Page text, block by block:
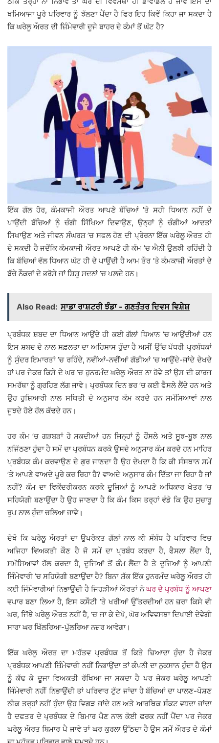
ਖਮਿਆਜਾ ਪੂਰੇ ਪਰਿਵਾਰ ਨੂੰ ਝੱਲਣਾ ਪੈਂਦਾ ਹੈ ਫਿਰ ਇਹ ਕਿਵੇਂ ਕਿਹਾ ਜਾ ਸਕਦਾ ਹੈ
ਕਿ ਘਰੇਲੂ ਔਰਤ ਦੀ ਜ਼ਿੰਮੇਵਾਰੀ ਦੂਜੇ ਬਾਹਰ ਦੇ ਕੰਮਾਂ ਤੋਂ ਘੱਟ ਹੈ?
ਇੱਕ ਗੱਲ ਹੋਰ, ਕੰਮਕਾਜੀ ਔਰਤ ਆਪਣੇ ਬੱਚਿਆਂ ’ਤੇ ਸਹੀ ਧਿਆਨ ਨਹੀਂ ਦੇ
ਪਾਉਂਦੀ ਬੱਚਿਆਂ ਨੂੰ ਚੰਗੀ ਸਿੱਖਿਆ ਦਿਵਾਉਣ, ਉਨ੍ਹਾਂ ਨੂੰ ਚੰਗੀਆਂ ਆਦਤਾਂ
ਸਿਖਾਉਣ ਅਤੇ ਜੀਵਨ ਸੰਘਰਸ਼ ’ਚ ਸਫਲ ਹੋਣ ਦੀ ਪ੍ਰੇਰਨਾ ਇੱਕ ਘਰੇਲੂ ਔਰਤ ਹੀ
ਦੇ ਸਕਦੀ ਹੈ ਜਦੋਂਕਿ ਕੰਮਕਾਜੀ ਔਰਤ ਆਪਣੇ ਹੀ ਕੰਮ ’ਚ ਐਨੀ ਉਲਝੀ ਰਹਿੰਦੀ ਹੈ
ਕਿ ਬੱਚਿਆਂ ਵੱਲ ਧਿਆਨ ਘੱਟ ਹੀ ਦੇ ਪਾਉਂਦੀ ਹੈ ਆਮ ਤੌਰ ’ਤੇ ਕੰਮਕਾਜੀ ਔਰਤਾਂ ਦੇ
ਬੱਚੇ ਨੌਕਰਾਂ ਦੇ ਭਰੋਸੇ ਜਾਂ ਸ਼ਿਸ਼ੂ ਸਦਨਾਂ ’ਚ ਪਲ਼ਦੇ ਹਨ।
Also Read: ਸਾਡਾ ਰਾਸ਼ਟਰੀ ਝੰਡਾ - ਗਣਤੰਤਰ ਦਿਵਸ ਵਿਸ਼ੇਸ਼
ਪ੍ਰਬੰਧਕ ਸ਼ਬਦ ਦਾ ਧਿਆਨ ਆਉਂਦੇ ਹੀ ਕਈ ਗੱਲਾਂ ਧਿਆਨ ’ਚ ਆਉਂਦੀਆਂ ਹਨ
ਇਸ ਸ਼ਬਦ ਦੇ ਨਾਲ ਸਫ਼ਲਤਾ ਦਾ ਅਹਿਸਾਸ ਹੁੰਦਾ ਹੈ ਅਸੀਂ ਉੱਚ ਪੱਧਰੀ ਪ੍ਰਬੰਧਕਾਂ
ਨੂੰ ਸੁੰਦਰ ਇਮਾਰਤਾਂ ’ਚ ਰਹਿੰਦੇ, ਨਵੀਂਆਂ-ਨਵੀਂਆਂ ਗੱਡੀਆਂ ’ਚ ਆਉਂਦੇ-ਜਾਂਦੇ ਦੇਖਦੇ
ਹਾਂ ਪਰ ਜੇਕਰ ਕਿਸੇ ਦੇ ਘਰ ’ਚ ਹੁਨਰਮੰਦ ਘਰੇਲੂ ਔਰਤ ਨਾ ਹੋਵੇ ਤਾਂ ਉਸ ਦੀ ਕਾਰਜ
ਸਮਰੱਥਾ ਨੂੰ ਗ੍ਰਹਿਣ ਲੱਗ ਜਾਵੇ। ਪ੍ਰਬੰਧਕ ਦਿਨ ਭਰ ’ਚ ਕਈ ਫੈਸਲੇ ਲੈਂਦੇ ਹਨ ਅਤੇ
ਉਹ ਹੁਸ਼ਿਆਰੀ ਨਾਲ ਸਥਿਤੀ ਦੇ ਅਨੁਸਾਰ ਕੰਮ ਕਰਦੇ ਹਨ ਸਮੱਸਿਆਵਾਂ ਨਾਲ
ਜੂਝਦੇ ਹੋਏ ਹੱਲ ਕੱਢਦੇ ਹਨ।
ਹਰ ਕੰਮ ’ਚ ਗੜਬੜਾਂ ਹੋ ਸਕਦੀਆਂ ਹਨ ਜਿਨ੍ਹਾਂ ਨੂੰ ਹੌਂਸਲੇ ਅਤੇ ਸੂਝ-ਬੂਝ ਨਾਲ
ਨਜਿੱਠਣਾ ਹੁੰਦਾ ਹੈ ਸਮੇਂ ਦਾ ਪ੍ਰਬੰਧਨ ਕਰਕੇ ਉਸਦੇ ਅਨੁਸਾਰ ਕੰਮ ਕਰਦੇ ਹਨ ਮਾਹਿਰ
ਪ੍ਰਬੰਧਕ ਕੰਮ ਕਰਵਾਉਣ ਦੇ ਗੁਰ ਜਾਣਦਾ ਹੈ ਉਹ ਦੇਖਦਾ ਹੈ ਕਿ ਕੀ ਸੰਸਥਾਨ ਸਮੇਂ
’ਤੇ ਆਪਣੇ ਵਾਅਦੇ ਪੂਰੇ ਕਰ ਰਿਹਾ ਹੈ? ਵਾਅਦੇ ਅਨੁਸਾਰ ਕੰਮ ਦਿੱਤਾ ਜਾ ਰਿਹਾ ਹੈ ਜਾਂ
ਨਹੀਂ? ਕੰਮ ਦਾ ਵਿਕੇਂਦਰੀਕਰਨ ਕਰਕੇ ਦੂਜਿਆਂ ਨੂੰ ਆਪਣੇ ਅਧਿਕਾਰ ਖੇਤਰ ’ਚ
ਸਹਿਯੋਗੀ ਬਣਾਉਂਦਾ ਹੈ ਉਹ ਜਾਣਦਾ ਹੈ ਕਿ ਕੰਮ ਕਿਸ ਤਰ੍ਹਾਂ ਵੰਡੇ ਕਿ ਉਹ ਸੁਚਾਰੂ
ਰੂਪ ਨਾਲ ਹੁੰਦਾ ਚਲਿਆ ਜਾਵੇ।
ਦੇਖੋ ਕਿ ਘਰੇਲੂ ਔਰਤਾਂ ਦਾ ਉਪਰੋਕਤ ਗੱਲਾਂ ਨਾਲ ਕੀ ਸੰਬੰਧ ਹੈ ਪਰਿਵਾਰ ਵਿਚ
ਅਜਿਹਾ ਵਿਅਕਤੀ ਕੌਣ ਹੈ ਜੋ ਸਮੇਂ ਦਾ ਪ੍ਰਬੰਧ ਕਰਦਾ ਹੈ, ਫੈਸਲਾ ਲੈਂਦਾ ਹੈ,
ਸਮੱਸਿਆਵਾਂ ਹੱਲ ਕਰਦਾ ਹੈ, ਦੂਜਿਆਂ ਤੋਂ ਕੰਮ ਲੈਂਦਾ ਹੈ ਤੇ ਦੂਜਿਆਂ ਨੂੰ ਆਪਣੀ
ਜਿੰਮੇਵਾਰੀ ’ਚ ਸਹਿਯੋਗੀ ਬਣਾਉਂਦਾ ਹੈ? ਬਿਨਾ ਸ਼ੱਕ ਇੱਕ ਹੁਨਰਮੰਦ ਘਰੇਲੂ ਔਰਤ ਹੀ
ਕਈ ਜਿੰਮੇਵਾਰੀਆਂ ਨਿਭਾਉਂਦੀ ਹੈ ਜਿਹੜੀਆਂ ਔਰਤਾਂ ਨੇਘਰ ਦੇ ਪ੍ਰਬੰਧ ਨੂੰ ਆਪਣਾ
ਵਪਾਰ ਬਣਾ ਲਿਆ ਹੈ, ਇਸ ਕਸੌਟੀ ’ਤੇ ਖਰੀਆਂ ਉੱਤਰਦੀਆਂ ਹਨ ਜ਼ਰਾ ਕਿਸੇ ਵੀ
ਘਰ, ਜਿੱਥੇ ਘਰੇਲੂ ਔਰਤ ਨਹੀਂ ਹੈ, ’ਚ ਜਾ ਕੇ ਦੇਖੋ, ਘੋਰ ਅਵਿਵਸਥਾ ਦਿਖਾਈ ਦੇਵੇਗੀ
ਸਾਰਾ ਘਰ ਖਿੱਲਰਿਆ-ਪੁੱਲਰਿਆ ਨਜ਼ਰ ਆਵੇਗਾ।
ਇੱਕ ਘਰੇਲੂ ਔਰਤ ਦਾ ਮਹੱਤਵ ਪ੍ਰਬੰਧਕ ਤੋਂ ਕਿਤੇ ਜ਼ਿਆਦਾ ਹੁੰਦਾ ਹੈ ਜੇਕਰ
ਪ੍ਰਬੰਧਕ ਆਪਣੀ ਜ਼ਿੰਮੇਵਾਰੀ ਨਹੀਂ ਨਿਭਾਉਂਦਾ ਤਾਂ ਕੰਪਨੀ ਦਾ ਨੁਕਸਾਨ ਹੁੰਦਾ ਹੈ ਉਸ
ਨੂੰ ਕੱਢ ਕੇ ਦੂਜਾ ਵਿਅਕਤੀ ਰੱਖਿਆ ਜਾ ਸਕਦਾ ਹੈ ਪਰ ਜੇਕਰ ਘਰੇਲੂ ਆਪਣੀ
ਜਿੰਮੇਵਾਰੀ ਨਹੀਂ ਨਿਭਾਉਂਦੀ ਤਾਂ ਪਰਿਵਾਰ ਟੁੱਟ ਜਾਂਦਾ ਹੈ ਬੱਚਿਆਂ ਦਾ ਪਾਲਣ-ਪੋਸ਼ਣ
ਠੀਕ ਤਰ੍ਹਾਂ ਨਹੀਂ ਹੁੰਦਾ ਉਹ ਵਿਗੜ ਜਾਂਦੇ ਹਨ ਅਤੇ ਆਰਥਿਕ ਸੰਕਟ ਵਧਦਾ ਜਾਂਦਾ
ਹੈ ਦਫਤਰ ਦੇ ਪ੍ਰਬੰਧਕ ਦੇ ਬਿਮਾਰ ਪੈਣ ਨਾਲ ਕੋਈ ਫਰਕ ਨਹੀਂ ਪੈਂਦਾ ਪਰ ਜੇਕਰ
ਘਰੇਲੂ ਔਰਤ ਬਿਮਾਰ ਪੈ ਜਾਵੇ ਤਾਂ ਘਰ ਕੁਰਲਾ ਉੱਠਦਾ ਹੈ ਉਸ ਸਮੇਂ ਔਰਤ ਦੇ ਕੰਮਾਂ